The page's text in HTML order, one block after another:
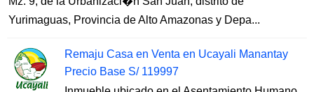
Yurimaguas, Provincia de Alto Amazonas y Depa...
Remaju Casa en Venta en Ucayali Manantay
Precio Base S/ 119997